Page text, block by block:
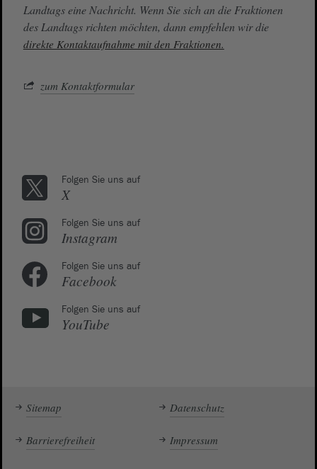
Landtags eine Nachricht. Wenn Sie sich an die Fraktionen
des Landtags richten möchten, dann empfehlen wir die
direkte Kontaktaufnahme mit den Fraktionen.
zum Kontaktformular
Folgen Sie uns auf
X
Folgen Sie uns auf
Instagram
Folgen Sie uns auf
Facebook
Folgen Sie uns auf
YouTube
Sitemap Datenschutz
Barrierefreiheit Impressum